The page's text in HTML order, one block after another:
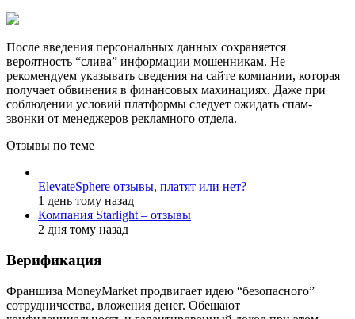
После введения персональных данных сохраняется
вероятность “слива” информации мошенникам. Не
рекомендуем указывать сведения на сайте компании, которая
получает обвинения в финансовых махинациях. Даже при
соблюдении условий платформы следует ожидать спам-
звонки от менеджеров рекламного отдела.
Отзывы по теме
ElevateSphere отзывы, платят или нет?
1 день тому назад
Компания Starlight – отзывы
2 дня тому назад
Верификация
Франшиза MoneyMarket продвигает идею “безопасного”
сотрудничества, вложения денег. Обещают